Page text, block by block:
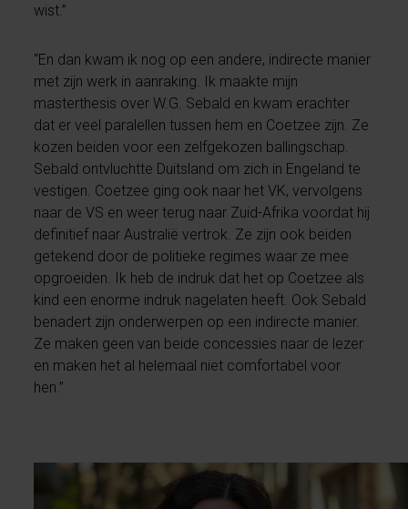
wist.”
“En dan kwam ik nog op een andere, indirecte manier
met zijn werk in aanraking. Ik maakte mijn
masterthesis over W.G. Sebald en kwam erachter
dat er veel paralellen tussen hem en Coetzee zijn. Ze
kozen beiden voor een zelfgekozen ballingschap.
Sebald ontvluchtte Duitsland om zich in Engeland te
vestigen. Coetzee ging ook naar het VK, vervolgens
naar de VS en weer terug naar Zuid-Afrika voordat hij
definitief naar Australië vertrok. Ze zijn ook beiden
getekend door de politieke regimes waar ze mee
opgroeiden. Ik heb de indruk dat het op Coetzee als
kind een enorme indruk nagelaten heeft. Ook Sebald
benadert zijn onderwerpen op een indirecte manier.
Ze maken geen van beide concessies naar de lezer
en maken het al helemaal niet comfortabel voor
hen.”